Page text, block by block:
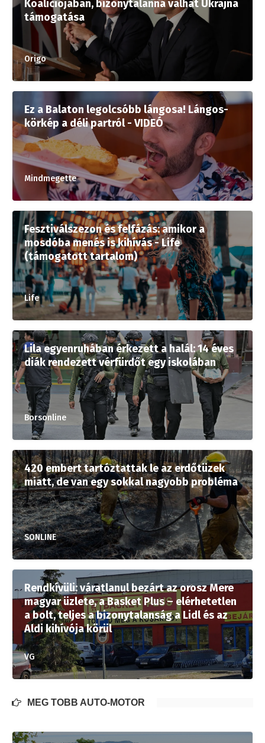
Koalíciójában, bizonytalanná válhat Ukrajna
támogatása
Origo
Ez a Balaton legolcsóbb lángosa! Lángos-
körkép a déli partról - VIDEÓ
Mindmegette
Fesztiválszezon és felfázás: amikor a
mosdóba menés is kihívás - Life
(támogatott tartalom)
Life
Lila egyenruhában érkezett a halál: 14 éves
diák rendezett vérfürdőt egy iskolában
Borsonline
420 embert tartóztattak le az erdőtüzek
miatt, de van egy sokkal nagyobb probléma
SONLINE
Rendkívüli: váratlanul bezárt az orosz Mere
magyar üzlete, a Basket Plus – elérhetetlen
a bolt, teljes a bizonytalanság a Lidl és az
Aldi kihívója körül
VG
MÉG TÖBB AUTÓ-MOTOR